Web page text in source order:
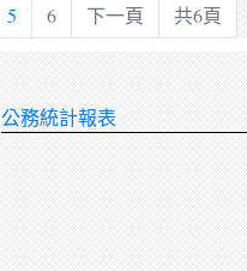
5 6 下一頁 共6頁
公務統計報表